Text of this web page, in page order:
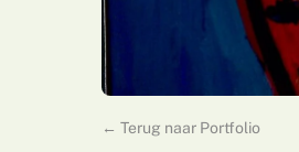
← Terug naar Portfolio